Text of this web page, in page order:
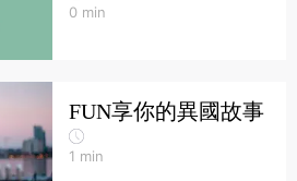
0 min
FUN享你的異國故事
1 min